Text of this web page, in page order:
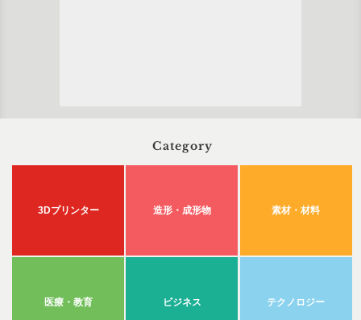
Category
3Dプリンター 造形・成形物 素材・材料
医療・教育 ビジネス テクノロジー